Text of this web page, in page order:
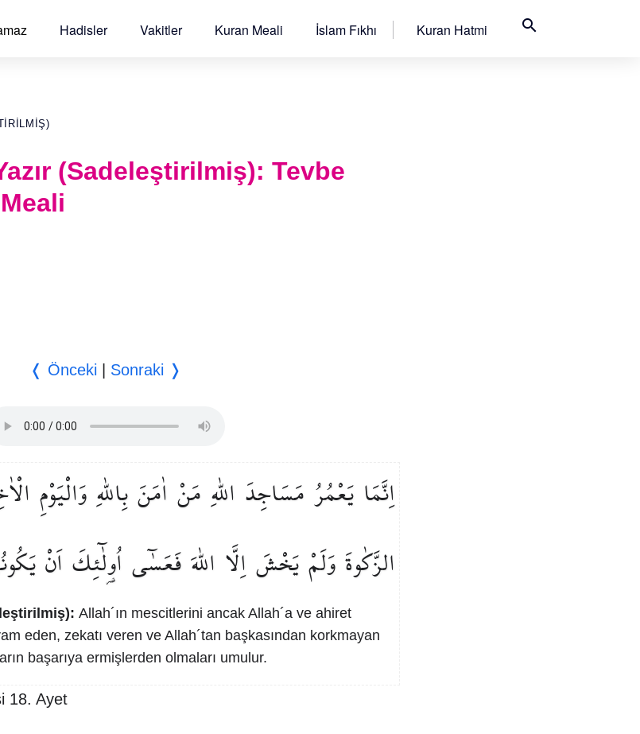
Hadisler Vakitler Kuran Meali İslam Fıkhı Kuran Hatmi search
(Sadeleştirilmiş): Tevbe
❬ Önceki | Sonraki ❭
اِنَّمَا يَعْمُرُ مَسَاجِدَ اللّٰهِ مَنْ اٰمَنَبِاللّٰهِوَالْيَوْمِ
الزَّكٰوةَوَلَمْيَخْشَاِلَّا اللّٰهَفَعَسٰٓى اُو۬لٰٓئِكَاَنْ
Allah´ın mescitlerini ancak Allah´a ve ahiret
eden, zekatı veren ve Allah´tan başkasından korkmayan
başarıya ermişlerden olmaları umulur.
18. Ayet